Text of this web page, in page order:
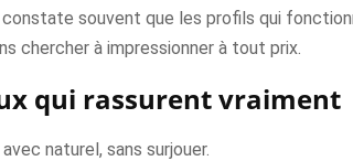
constate souvent que les profils qui
chercher à impressionner à tout prix.
qui rassurent vraiment
naturel, sans surjouer.